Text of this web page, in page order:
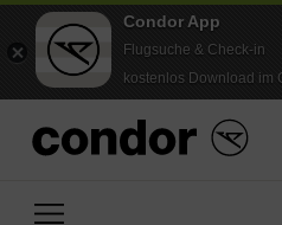
Condor App
Flugsuche & Check-in
kostenlos Download im